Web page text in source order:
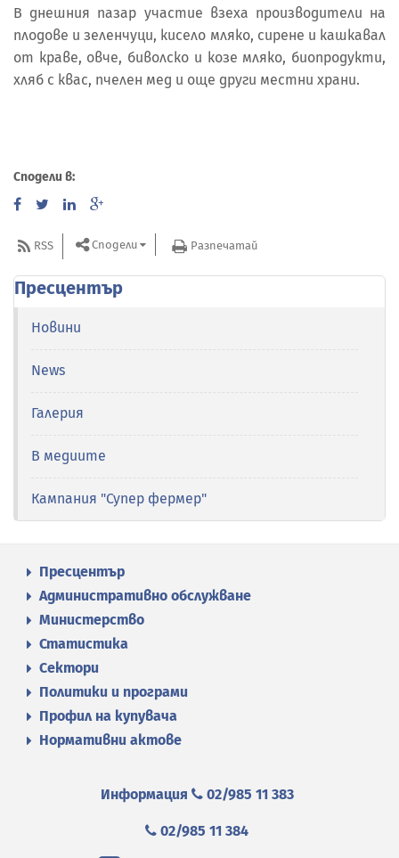
В днешния пазар участие взеха производители на
плодове и зеленчуци, кисело мляко, сирене и кашкавал
от краве, овче, биволско и козе мляко, биопродукти,
хляб с квас, пчелен мед и още други местни храни.
Сподели в:
RSS Сподели Разпечатай
Пресцентър
Новини
News
Галерия
В медиите
Кампания "Супер фермер"
Пресцентър
Административно обслужване
Министерство
Статистика
Сектори
Политики и програми
Профил на купувача
Нормативни актове
Информация 02/985 11 383
02/985 11 384